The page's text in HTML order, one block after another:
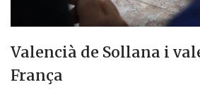
Valencià de Sollana i
França